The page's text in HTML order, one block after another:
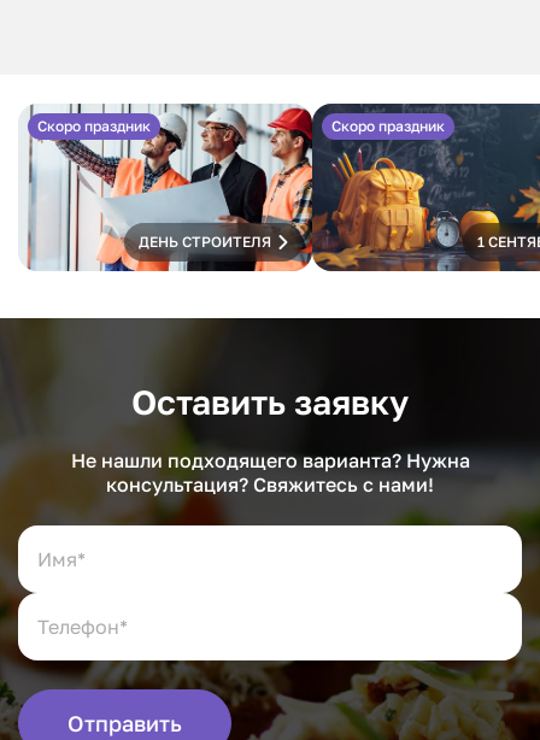
Скоро праздник
ДЕНЬ СТРОИТЕЛЯ
Скоро праздник
1
Оставить заявку
Не нашли подходящего варианта? Нужна
консультация? Свяжитесь с нами!
Отправить